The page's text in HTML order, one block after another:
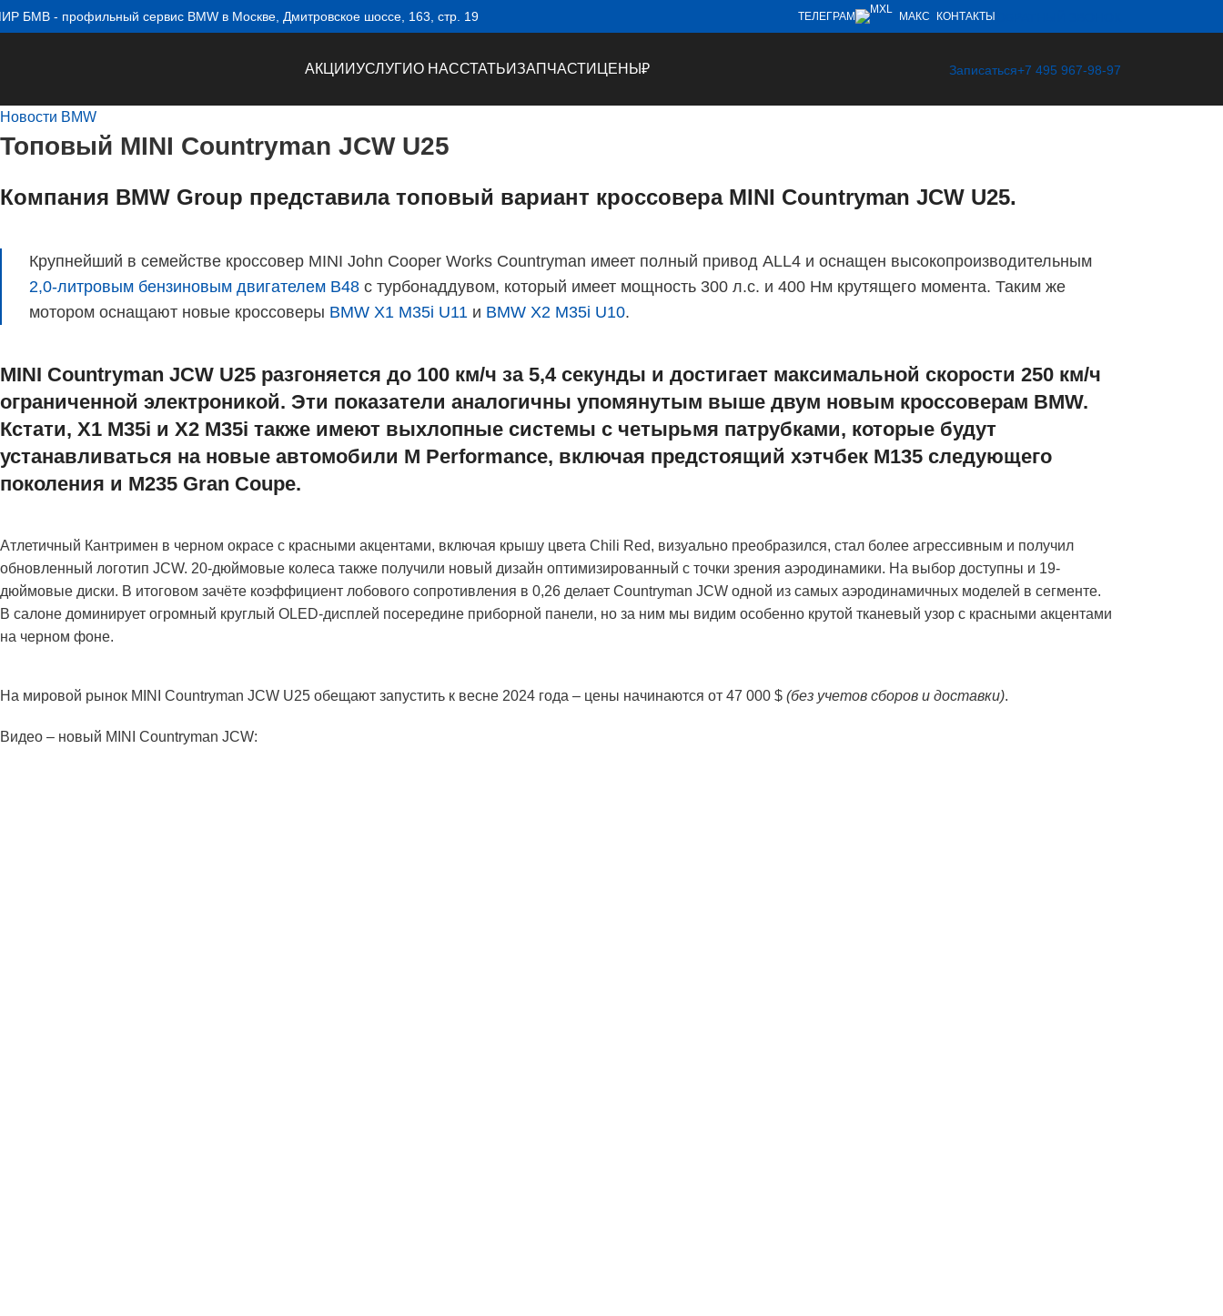
БМВ - профильный сервис BMW в Москве, Дмитровское шоссе, 163, стр. 19 ТЕЛЕГРАМ МАКС КОНТАКТЫ
АКЦИИУСЛУГИО НАССТАТЬИЗАПЧАСТИ ЦЕНЫ ₽ Записаться+7 495 967-98-97
Новости BMW
Топовый MINI Countryman JCW U25
Компания BMW Group представила топовый вариант кроссовера MINI Countryman JCW U25.
Крупнейший в семействе кроссовер MINI John Cooper Works Countryman имеет полный привод ALL4 и оснащен высокопроизводительным
2,0-литровым бензиновым двигателем B48 с турбонаддувом, который имеет мощность 300 л.с. и 400 Нм крутящего момента. Таким же
мотором оснащают новые кроссоверы BMW X1 M35i U11 и BMW X2 M35i U10.
MINI Countryman JCW U25 разгоняется до 100 км/ч за 5,4 секунды и достигает максимальной скорости 250 км/ч
ограниченной электроникой. Эти показатели аналогичны упомянутым выше двум новым кроссоверам BMW.
Кстати, X1 M35i и X2 M35i также имеют выхлопные системы с четырьмя патрубками, которые будут
устанавливаться на новые автомобили M Performance, включая предстоящий хэтчбек M135 следующего
поколения и M235 Gran Coupe.
Атлетичный Кантримен в черном окрасе с красными акцентами, включая крышу цвета Chili Red, визуально преобразился, стал более агрессивным и получил
обновленный логотип JCW. 20-дюймовые колеса также получили новый дизайн оптимизированный с точки зрения аэродинамики. На выбор доступны и 19-
дюймовые диски. В итоговом зачёте коэффициент лобового сопротивления в 0,26 делает Countryman JCW одной из самых аэродинамичных моделей в сегменте.
В салоне доминирует огромный круглый OLED-дисплей посередине приборной панели, но за ним мы видим особенно крутой тканевый узор с красными акцентами
на черном фоне.
На мировой рынок MINI Countryman JCW U25 обещают запустить к весне 2024 года – цены начинаются от 47 000 $ (без учетов сборов и доставки).
Видео – новый MINI Countryman JCW: